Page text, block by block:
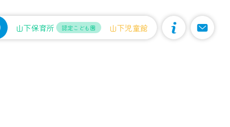
山下保育所 認定こども園 山下児童館